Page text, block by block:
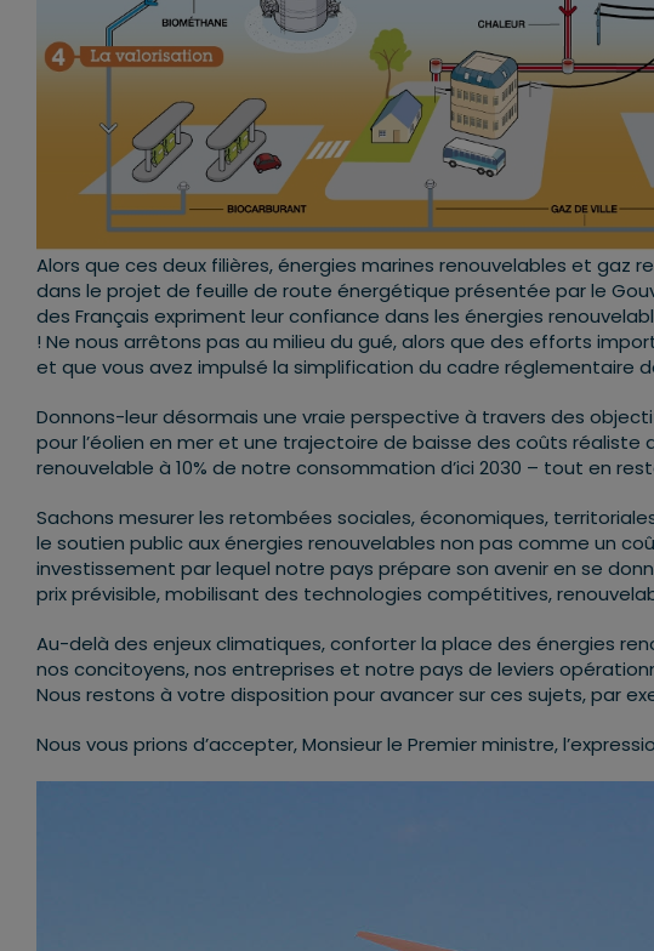
Alors que ces deux filières, énergies marines renouvelables et gaz
dans le projet de feuille de route énergétique présentée par le
des Français expriment leur confiance dans les énergies
! Ne nous arrêtons pas au milieu du gué, alors que des efforts
et que vous avez impulsé la simplification du cadre réglementaire
Donnons-leur désormais une vraie perspective à travers des
pour l’éolien en mer et une trajectoire de baisse des coûts
renouvelable à 10% de notre consommation d’ici 2030 – tout en
Sachons mesurer les retombées sociales, économiques,
le soutien public aux énergies renouvelables non pas comme un
investissement par lequel notre pays prépare son avenir en se
prix prévisible, mobilisant des technologies compétitives,
Au-delà des enjeux climatiques, conforter la place des énergies
nos concitoyens, nos entreprises et notre pays de leviers
Nous restons à votre disposition pour avancer sur ces sujets, par
Nous vous prions d’accepter, Monsieur le Premier ministre,